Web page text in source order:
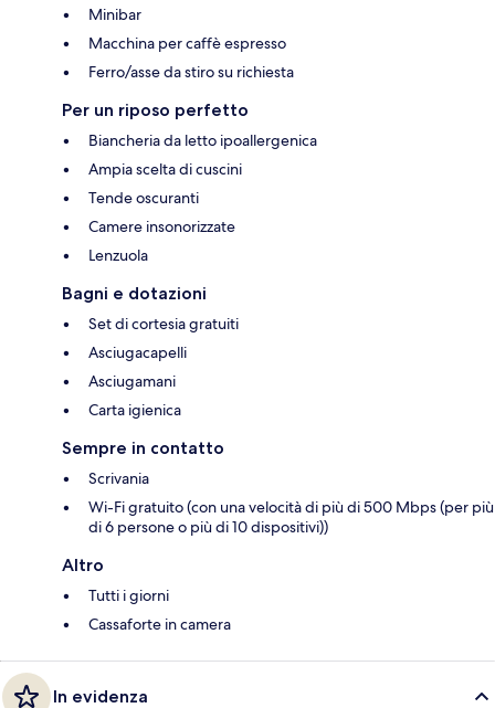
Minibar
Macchina per caffè espresso
Ferro/asse da stiro su richiesta
Per un riposo perfetto
Biancheria da letto ipoallergenica
Ampia scelta di cuscini
Tende oscuranti
Camere insonorizzate
Lenzuola
Bagni e dotazioni
Set di cortesia gratuiti
Asciugacapelli
Asciugamani
Carta igienica
Sempre in contatto
Scrivania
Wi-Fi gratuito (con una velocità di più di 500 Mbps (per più
di 6 persone o più di 10 dispositivi))
Altro
Tutti i giorni
Cassaforte in camera
In evidenza